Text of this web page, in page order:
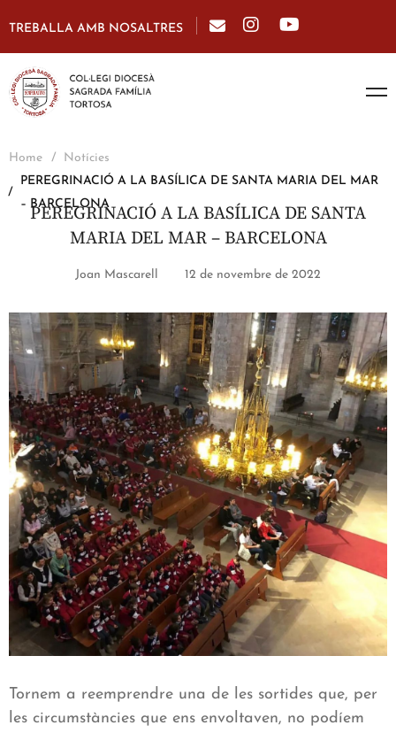
TREBALLA AMB NOSALTRES
Home
Notícies
PEREGRINACIÓ A LA BASÍLICA DE SANTA MARIA DEL MAR
– BARCELONA
PEREGRINACIÓ A LA BASÍLICA DE SANTA
MARIA DEL MAR – BARCELONA
Joan Mascarell 12 de novembre de 2022
Tornem a reemprendre una de les sortides que, per
les circumstàncies que ens envoltaven, no podíem